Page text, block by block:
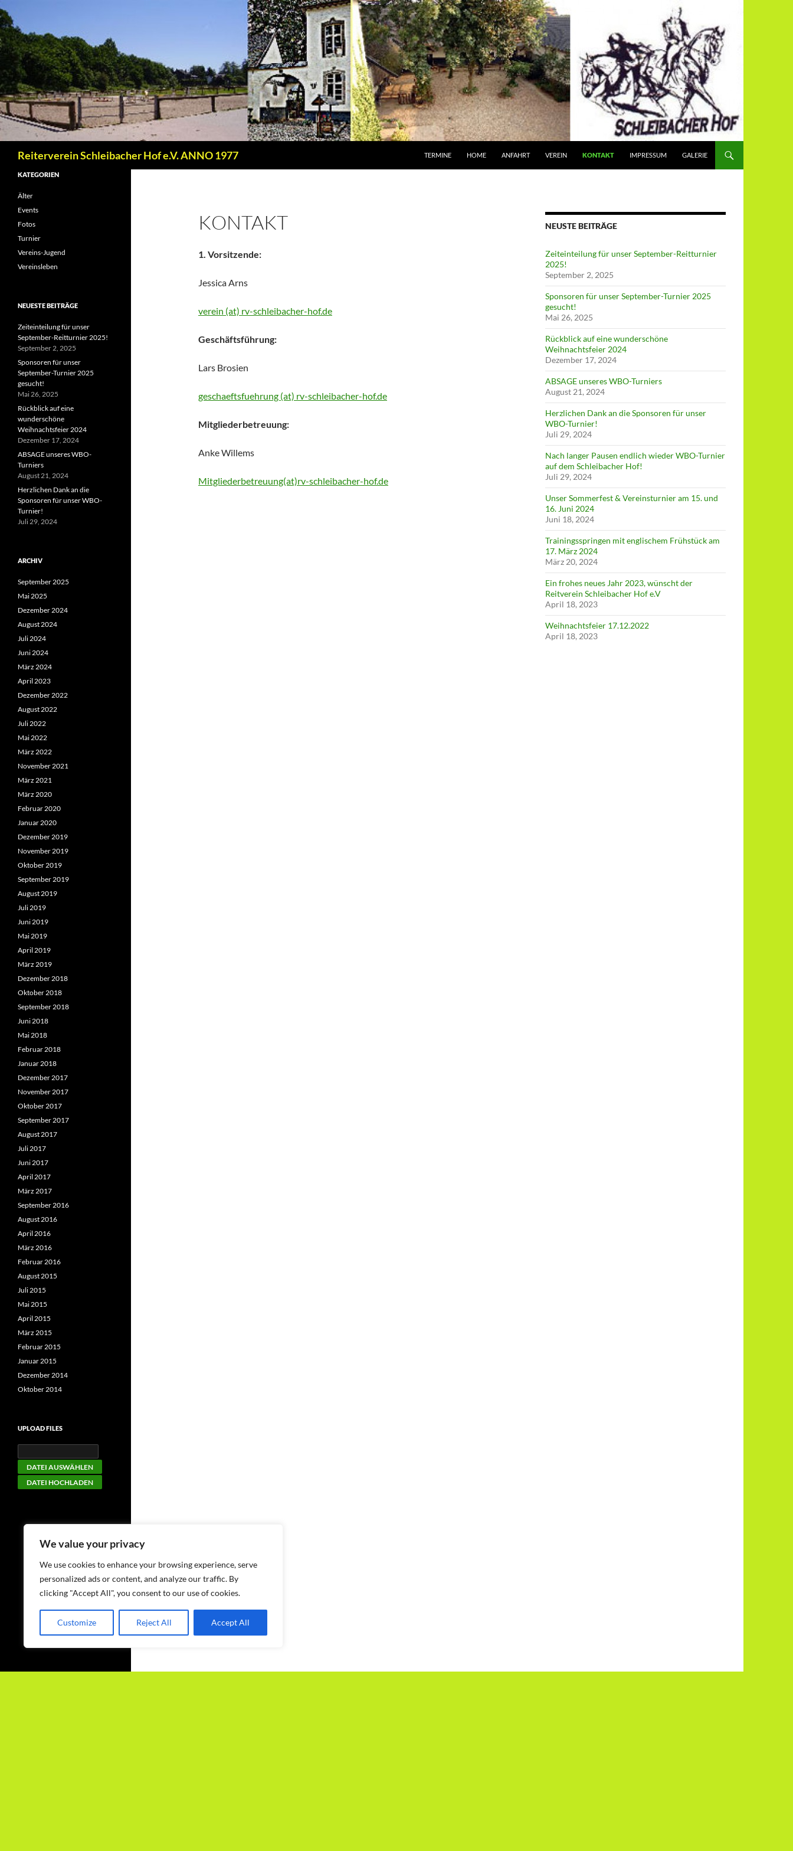
We value your privacy
We use cookies to enhance your browsing experience, serve
personalized ads or content, and analyze our traffic. By
clicking "Accept All", you consent to our use of cookies.
Customize Reject All Accept All
Zum
Inhalt
springen
Reiterverein Schleibacher Hof e.V. ANNO 1977 TERMINE HOME ANFAHRT VEREIN KONTAKT IMPRESSUM GALERIE
KONTAKT
1. Vorsitzende:
Jessica Arns
verein (at) rv-schleibacher-hof.de
Geschäftsführung:
Lars Brosien
geschaeftsfuehrung (at) rv-schleibacher-hof.de
Mitgliederbetreuung:
Anke Willems
Mitgliederbetreuung(at)rv-schleibacher-hof.de
NEUSTE BEITRÄGE
Zeiteinteilung für unser September-Reitturnier
2025!
September 2, 2025
Sponsoren für unser September-Turnier 2025
gesucht!
Mai 26, 2025
Rückblick auf eine wunderschöne
Weihnachtsfeier 2024
Dezember 17, 2024
ABSAGE unseres WBO-Turniers
August 21, 2024
Herzlichen Dank an die Sponsoren für unser
WBO-Turnier!
Juli 29, 2024
Nach langer Pausen endlich wieder WBO-Turnier
auf dem Schleibacher Hof!
Juli 29, 2024
Unser Sommerfest & Vereinsturnier am 15. und
16. Juni 2024
Juni 18, 2024
Trainingsspringen mit englischem Frühstück am
17. März 2024
März 20, 2024
Ein frohes neues Jahr 2023, wünscht der
Reitverein Schleibacher Hof e.V
April 18, 2023
Weihnachtsfeier 17.12.2022
April 18, 2023
KATEGORIEN
Älter
Events
Fotos
Turnier
Vereins-Jugend
Vereinsleben
NEUESTE BEITRÄGE
Zeiteinteilung für unser
September-Reitturnier 2025!
September 2, 2025
Sponsoren für unser
September-Turnier 2025
gesucht!
Mai 26, 2025
Rückblick auf eine
wunderschöne
Weihnachtsfeier 2024
Dezember 17, 2024
ABSAGE unseres WBO-
Turniers
August 21, 2024
Herzlichen Dank an die
Sponsoren für unser WBO-
Turnier!
Juli 29, 2024
ARCHIV
September 2025
Mai 2025
Dezember 2024
August 2024
Juli 2024
Juni 2024
März 2024
April 2023
Dezember 2022
August 2022
Juli 2022
Mai 2022
März 2022
November 2021
März 2021
März 2020
Februar 2020
Januar 2020
Dezember 2019
November 2019
Oktober 2019
September 2019
August 2019
Juli 2019
Juni 2019
Mai 2019
April 2019
März 2019
Dezember 2018
Oktober 2018
September 2018
Juni 2018
Mai 2018
Februar 2018
Januar 2018
Dezember 2017
November 2017
Oktober 2017
September 2017
August 2017
Juli 2017
Juni 2017
April 2017
März 2017
September 2016
August 2016
April 2016
März 2016
Februar 2016
August 2015
Juli 2015
Mai 2015
April 2015
März 2015
Februar 2015
Januar 2015
Dezember 2014
Oktober 2014
UPLOAD FILES